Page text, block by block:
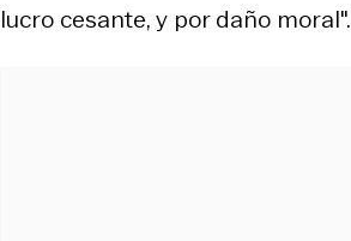
lucro cesante, y por daño moral".